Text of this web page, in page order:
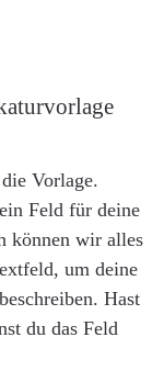
Vorlage.
Feld für deine
können wir alles
um deine
Hast
du das Feld